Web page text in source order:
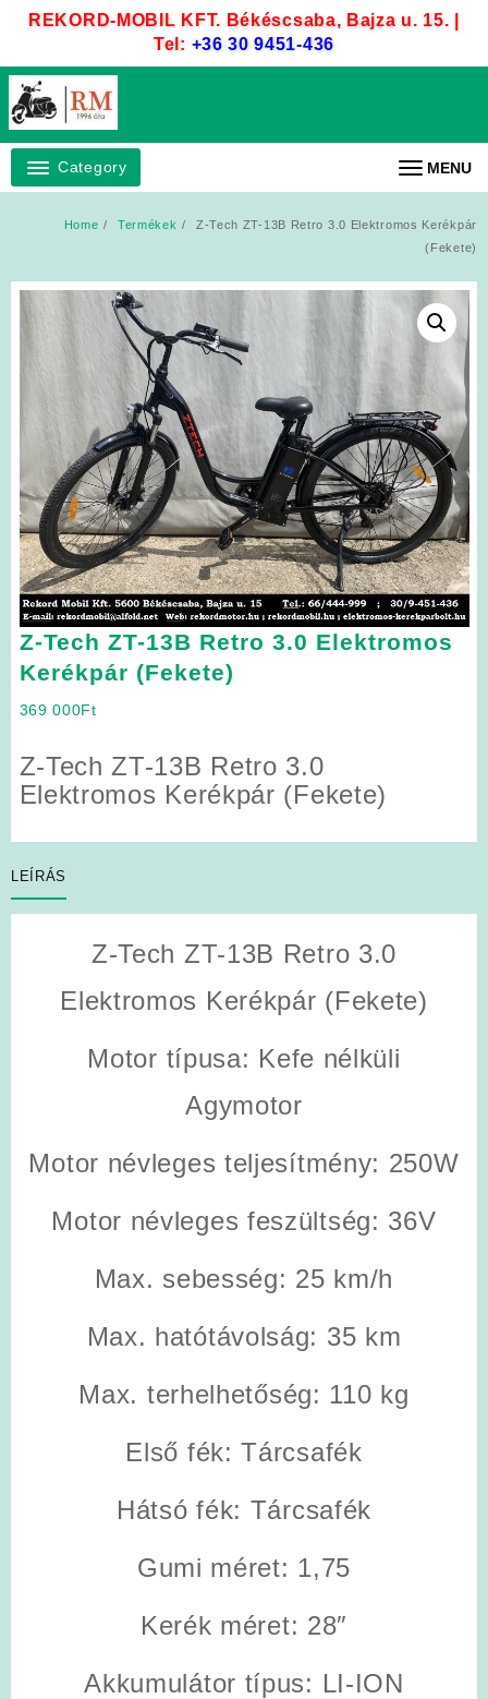
REKORD-MOBIL KFT. Békéscsaba, Bajza u. 15. |
Tel: +36 30 9451-436
Category MENU
Home Termékek
Z-Tech ZT-13B Retro 3.0 Elektromos Kerékpár
(Fekete)
Z-Tech ZT-13B Retro 3.0 Elektromos
Kerékpár (Fekete)
369 000Ft
Z-Tech ZT-13B Retro 3.0
Elektromos Kerékpár (Fekete)
LEÍRÁS
Z-Tech ZT-13B Retro 3.0
Elektromos Kerékpár (Fekete)
Motor típusa: Kefe nélküli
Agymotor
Motor névleges teljesítmény: 250W
Motor névleges feszültség: 36V
Max. sebesség: 25 km/h
Max. hatótávolság: 35 km
Max. terhelhetőség: 110 kg
Első fék: Tárcsafék
Hátsó fék: Tárcsafék
Gumi méret: 1,75
Kerék méret: 28″
Akkumulátor típus: LI-ION